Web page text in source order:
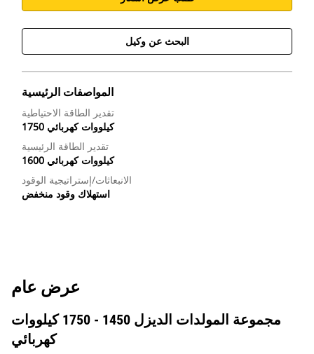
البحث عن وكيل
المواصفات الرئيسية
تقدير الطاقة الاحتياطية
1750 كيلووات كهربائي
تقدير الطاقة الرئيسية
1600 كيلووات كهربائي
الانبعاثات/إستراتيجية الوقود
استهلاك وقود منخفض
عرض عام
مجموعة المولدات الديزل 1450 - 1750 كيلووات
كهربائي